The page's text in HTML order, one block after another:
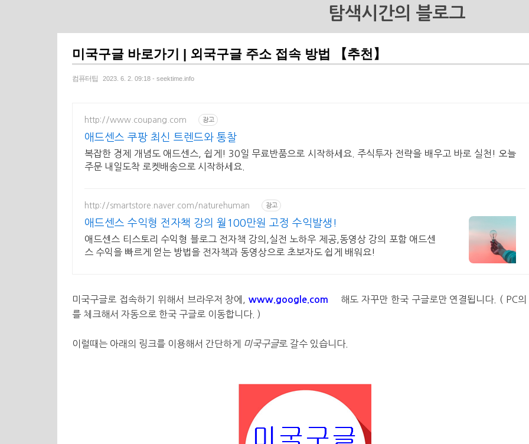
탐색시간의 블로그
미국구글 바로가기 | 외국구글 주소 접속 방법 【추천】
컴퓨터팁 2023. 6. 2. 09:18 - seektime.info
http://www.coupang.com 광고
애드센스 쿠팡 최신 트렌드와 통찰
복잡한 경제 개념도 애드센스, 쉽게! 30일 무료반품으로 시작하세요. 주식투자 전략을 배우고 바로 실천! 오늘
주문 내일도착 로켓배송으로 시작하세요.
http://smartstore.naver.com/naturehuman 광고
애드센스 수익형 전자책 강의 월100만원 고정 수익발생!
애드센스 티스토리 수익형 블로그 전자책 강의,실전 노하우 제공,동영상 강의 포함 애드센
스 수익을 빠르게 얻는 방법을 전자책과 동영상으로 초보자도 쉽게 배워요!
미국구글로 접속하기 위해서 브라우저 창에,www.google.com
해도 자꾸만 한국 구글로만 연결됩니다. ( PC의
를 체크해서 자동으로 한국 구글로 이동합니다. )
이럴때는 아래의 링크를 이용해서 간단하게 미국구글로 갈수 있습니다.